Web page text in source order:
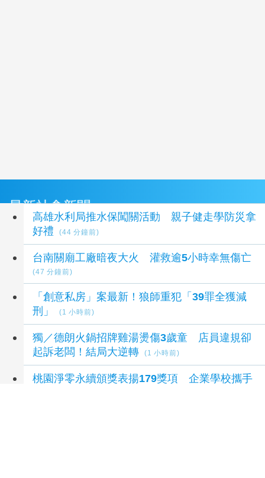
最新社會新聞
高雄水利局推水保闖關活動 親子健走學防災拿
好禮
(44 分鐘前)
台南關廟工廠暗夜大火 灌救逾5小時幸無傷亡
(47 分鐘前)
「創意私房」案最新！狼師重犯「39罪全獲減
刑」
(1 小時前)
獨／德朗火鍋招牌雞湯燙傷3歲童 店員違規卻
起訴老闆！結局大逆轉
(1 小時前)
桃園淨零永續頒獎表揚179獎項 企業學校攜手